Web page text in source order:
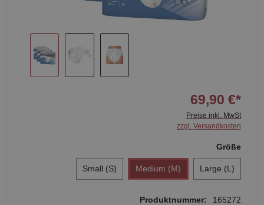
69,90 €*
Preise inkl. MwSt
zzgl. Versandkosten
Produktnummer:
165272
Größe
Small (S) Medium (M) Large (L)